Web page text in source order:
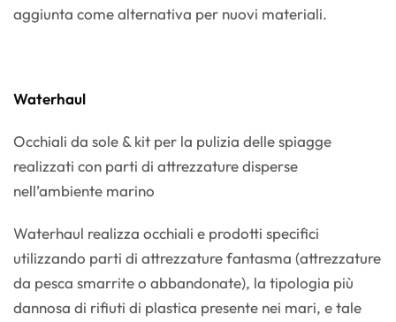
aggiunta come alternativa per nuovi materiali.
Waterhaul
Occhiali da sole & kit per la pulizia delle spiagge
realizzati con parti di attrezzature disperse
nell’ambiente marino
Waterhaul realizza occhiali e prodotti specifici
utilizzando parti di attrezzature fantasma (attrezzature
da pesca smarrite o abbandonate), la tipologia più
dannosa di rifiuti di plastica presente nei mari, e tale